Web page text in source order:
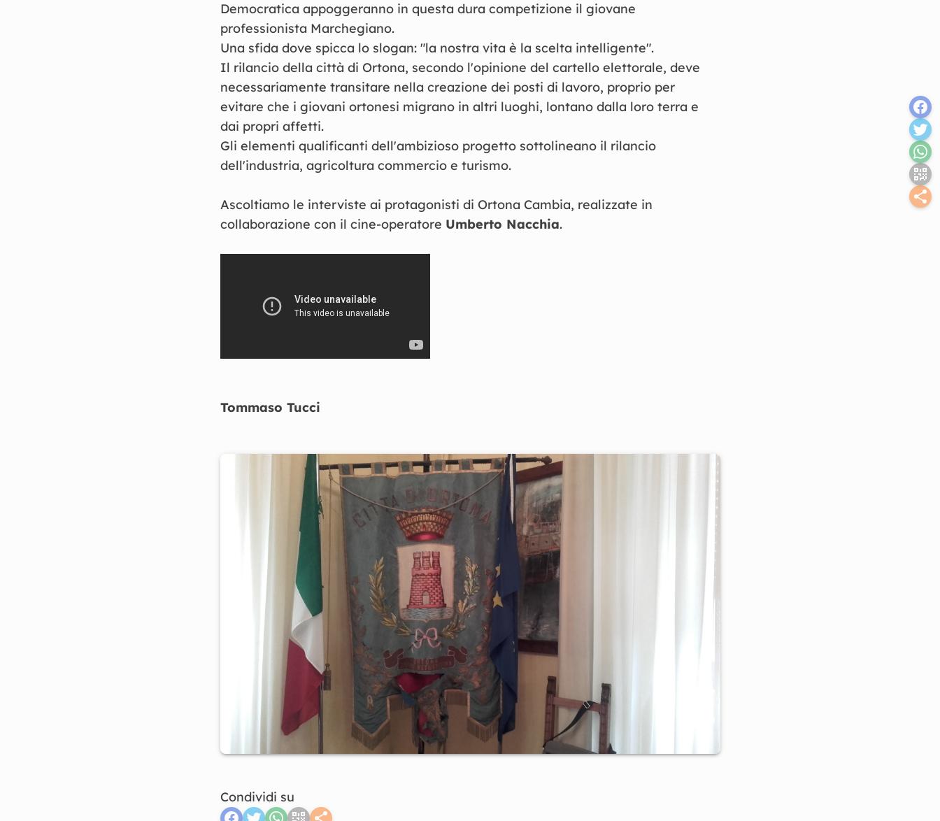
Democratica appoggeranno in questa dura competizione il giovane
professionista Marchegiano.
Una sfida dove spicca lo slogan: "la nostra vita è la scelta intelligente".
Il rilancio della città di Ortona, secondo l'opinione del cartello elettorale, deve
necessariamente transitare nella creazione dei posti di lavoro, proprio per
evitare che i giovani ortonesi migrano in altri luoghi, lontano dalla loro terra e
dai propri affetti.
Gli elementi qualificanti dell'ambizioso progetto sottolineano il rilancio
dell'industria, agricoltura commercio e turismo.
Ascoltiamo le interviste ai protagonisti di Ortona Cambia, realizzate in
collaborazione con il cine-operatore Umberto Nacchia.
Tommaso Tucci
Condividi su